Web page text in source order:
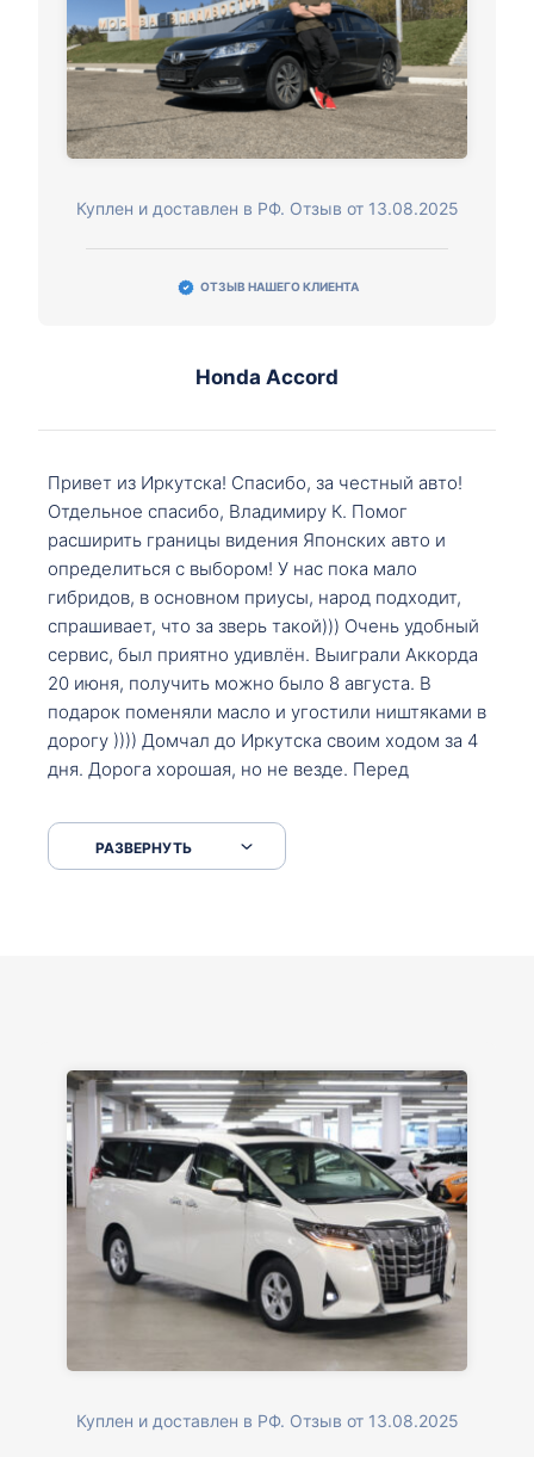
Куплен и доставлен в РФ. Отзыв от 13.08.2025
ОТЗЫВ НАШЕГО КЛИЕНТА
Honda Accord
Привет из Иркутска! Спасибо, за честный авто!
Отдельное спасибо, Владимиру К. Помог
расширить границы видения Японских авто и
определиться с выбором! У нас пока мало
гибридов, в основном приусы, народ подходит,
спрашивает, что за зверь такой))) Очень удобный
сервис, был приятно удивлён. Выиграли Аккорда
20 июня, получить можно было 8 августа. В
подарок поменяли масло и угостили ништяками в
дорогу )))) Домчал до Иркутска своим ходом за 4
дня. Дорога хорошая, но не везде. Перед
серпантинах по пути следования.
РАЗВЕРНУТЬ
Куплен и доставлен в РФ. Отзыв от 13.08.2025